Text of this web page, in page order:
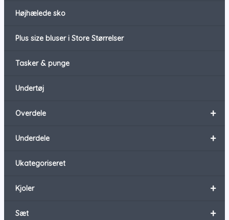
Højhælede sko
Plus size bluser i Store Størrelser
Tasker & punge
Undertøj
+
Overdele
+
Underdele
Ukategoriseret
+
Kjoler
+
Sæt